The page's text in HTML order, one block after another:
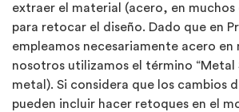
extraer el material (acero, en muchos
para retocar el diseño. Dado que en
empleamos necesariamente acero en
nosotros utilizamos el término “Metal
metal). Si considera que los cambios
pueden incluir hacer retoques en el